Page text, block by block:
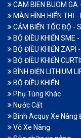
CAM BIEN BUOM GA
MÀN HÌNH HIỂN THỊ -
CẢM BIẾN TỐC ĐỘ -
BỘ ĐIỀU KHIỂN SME
BỘ ĐIỀU KHIỂN ZAPI
BỘ ĐIỀU KHIỂN
BÌNH ĐIỆN LITHIUM
BỘ ĐIỀU KHIỂN
Phụ Tùng Khác
Nước Cất
Bình Acquy Xe Nâng
Vỏ Xe Nâng